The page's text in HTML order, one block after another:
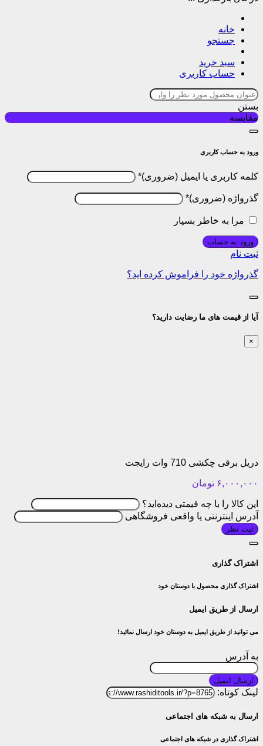
بستن
مقایسه
ورود به حساب کاربری
کلمه کاربری یا ایمیل
گذرواژه
ثبت نام
گذرواژه خود را فراموش کرده اید؟
آیا از قیمت های ما رضایت دارید؟
×
دریل برقی چکشی 710 وات رایجت
۶,۰۰۰,۰۰۰ تومان
این کالا را با چه قیمتی دیده‌اید؟
ارسال ایمیل
لینک کوتاه:
اطلاع رسانی هنگام موجود شدن
با خبر شدن از تغییرات محصول
به من از طریق پیامک اطلاع بده
زمانیکه محصول توقف فروش شد
ثبت